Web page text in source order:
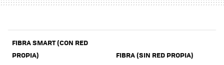
FIBRA SMART (CON RED
PROPIA)
FIBRA (SIN RED PROPIA)